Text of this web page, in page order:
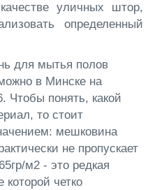
уличных штор,
определенный
для мытья полов
в Минске на
Чтобы понять, какой
то стоит
мешковина
не пропускает
м2 - это редкая
которой четко